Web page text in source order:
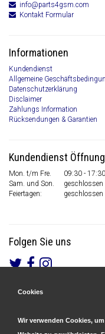
info@parts4gsm.com
Kontakt Formular
Informationen
Kundendienst
Allgemeine
Datenschutzerklärung
Disclaimer
Zahlungs Information
Rücksendungen & Garantien
Kundendienst
Mon. t/m Fre.
09:30 - 17:30
Sam. und Son.
geschlossen
Feiertagen:
geschlossen
Folgen Sie uns
Cookies
Wir verwenden Cookies,